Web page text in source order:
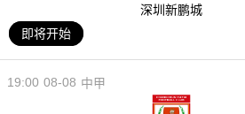
深圳新鹏城
即将开始
08-08
19:00 中甲